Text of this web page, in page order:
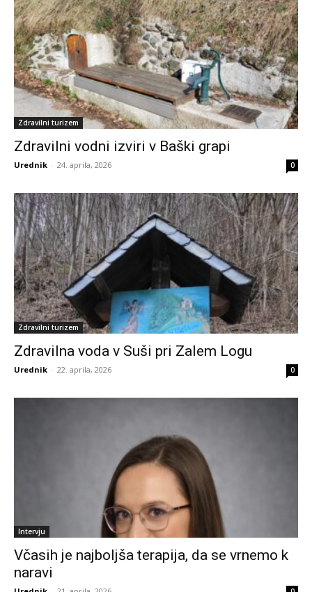
Zdravilni turizem
Zdravilni vodni izviri v Baški grapi
Urednik - 24. aprila, 2026 0
Zdravilni turizem
Zdravilna voda v Suši pri Zalem Logu
Urednik - 22. aprila, 2026 0
Intervju
Včasih je najboljša terapija, da se vrnemo k
naravi